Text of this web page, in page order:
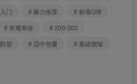
门 # 极力推荐
# 标准Q弹
# 常规寿命
# 200-300
型 # 适中包覆
# 基础褶皱